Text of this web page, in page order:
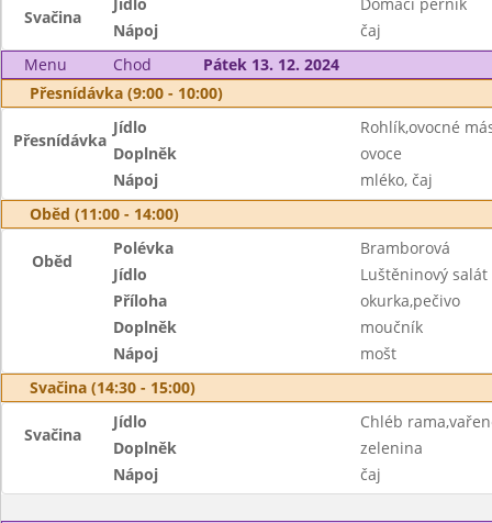
Svačina
Nápoj
čaj
Menu
Chod
Pátek 13. 12. 2024
Přesnídávka (9:00 - 10:00)
Přesnídávka
Jídlo
Rohlík,ovocné
Doplněk
ovoce
Nápoj
mléko, čaj
Oběd (11:00 - 14:00)
Oběd
Polévka
Bramborová
Jídlo
Luštěninový salát
Příloha
okurka,pečivo
Doplněk
moučník
Nápoj
mošt
Svačina (14:30 - 15:00)
Svačina
Jídlo
Chléb
Doplněk
zelenina
Nápoj
čaj